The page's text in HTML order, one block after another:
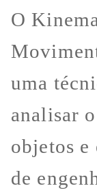
O
uma
analisar
objetos e
de